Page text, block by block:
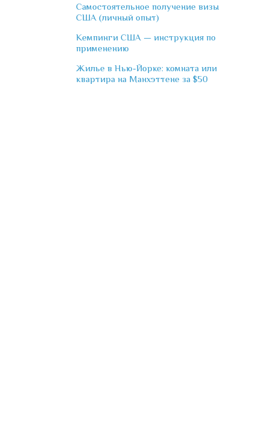
Самостоятельное получение визы
США (личный опыт)
Кемпинги США — инструкция по
применению
Жилье в Нью-Йорке: комната или
квартира на Манхэттене за $50